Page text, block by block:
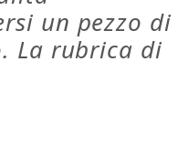
un pezzo di
La rubrica di